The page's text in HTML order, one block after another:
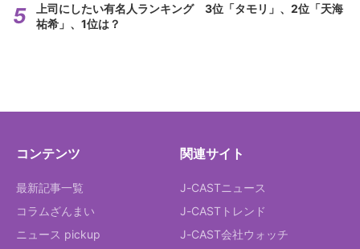
上司にしたい有名人ランキング 3位「タモリ」、2位「天海
祐希」、1位は？
コンテンツ
最新記事一覧
コラムざんまい
ニュース pickup
関連サイト
J-CASTニュース
J-CASTトレンド
J-CAST会社ウォッチ